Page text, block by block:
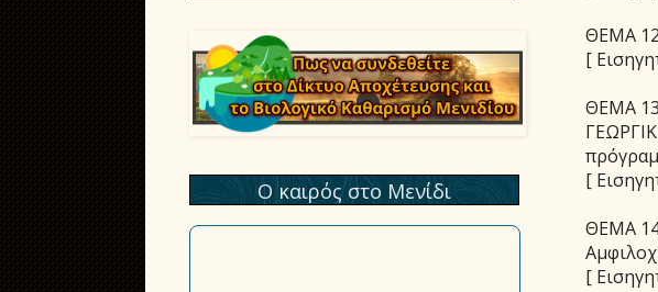
ΘΕΜΑ
[
ΘΕΜΑ
[
ΘΕΜΑ
[
Ο καιρός στο Μενίδι